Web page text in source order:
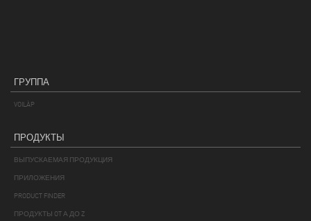
ГРУППА
VOILÀP
ПРОДУКТЫ
ВЫПУСКАЕМАЯ ПРОДУКЦИЯ
ПРИЛОЖЕНИЯ
PRODUCT FINDER
ПРОДУКТЫ OT А ДО Z